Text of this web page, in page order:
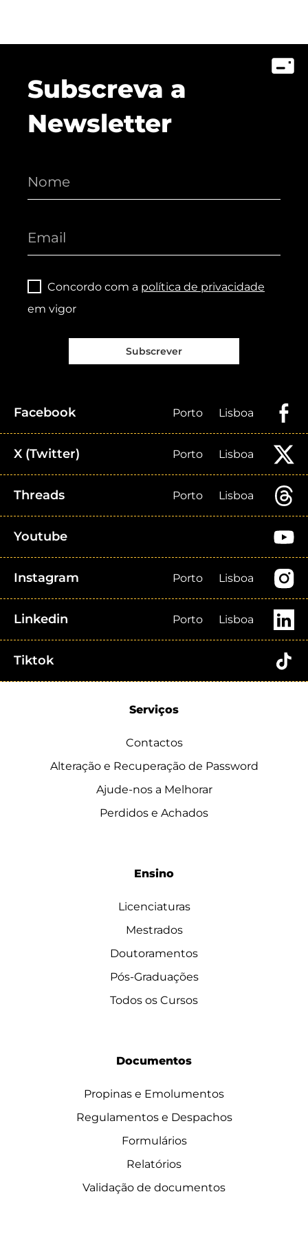
Subscreva a
Newsletter
Concordo com a política de privacidade
em vigor
Subscrever
Facebook Porto Lisboa
X (Twitter) Porto Lisboa
Threads Porto Lisboa
Youtube
Instagram Porto Lisboa
Linkedin Porto Lisboa
Tiktok
Serviços
Contactos
Alteração e Recuperação de Password
Ajude-nos a Melhorar
Perdidos e Achados
Ensino
Licenciaturas
Mestrados
Doutoramentos
Pós-Graduações
Todos os Cursos
Documentos
Propinas e Emolumentos
Regulamentos e Despachos
Formulários
Relatórios
Validação de documentos